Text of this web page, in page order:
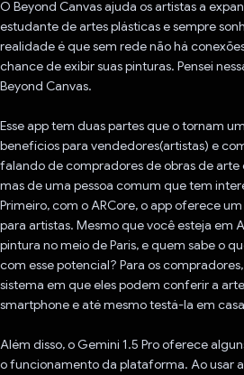
O Beyond Canvas ajuda os artistas a
estudante de artes plásticas e sempre
realidade é que sem rede não há
chance de exibir suas pinturas. Pensei
Beyond Canvas.
Esse app tem duas partes que o tornam
benefícios para vendedores(artistas) e
falando de compradores de obras de
mas de uma pessoa comum que tem
Primeiro, com o ARCore, o app oferece
para artistas. Mesmo que você esteja em
pintura no meio de Paris, e quem sabe o
com esse potencial? Para os
sistema em que eles podem conferir a
smartphone e até mesmo testá-la em
Além disso, o Gemini 1.5 Pro oferece
o funcionamento da plataforma. Ao usar a